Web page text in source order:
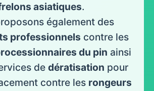
asiatiques.
également des
professionnels contre les
du pin ainsi
de dératisation pour
contre les rongeurs